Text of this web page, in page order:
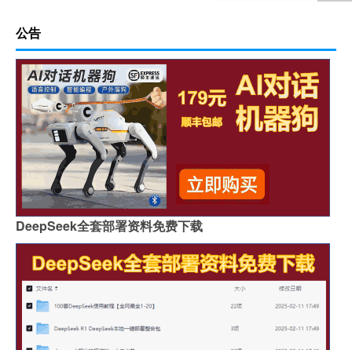
公告
DeepSeek全套部署资料免费下载